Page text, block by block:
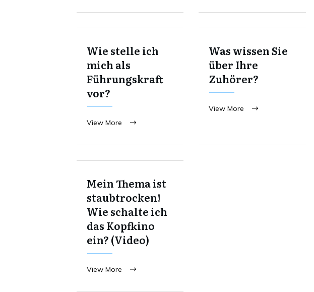
Wie stelle ich
mich als
Führungskraft
vor?
View More
Was wissen Sie
über Ihre
Zuhörer?
View More
Mein Thema ist
staubtrocken!
Wie schalte ich
das Kopfkino
ein? (Video)
View More